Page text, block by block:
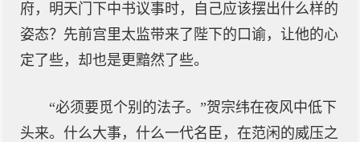
府，明天门下中书议事时，自己应该摆出什么样的
姿态？先前宫里太监带来了陛下的口谕，让他的心
定了些，却也是更黯然了些。
“必须要觅个别的法子。”贺宗纬在夜风中低下
头来。什么大事，什么一代名臣，在范闲的威压之